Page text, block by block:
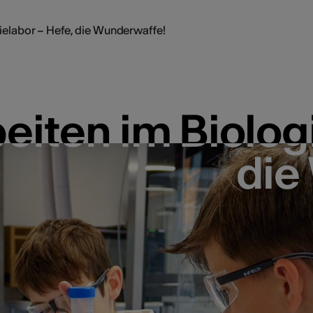
– Hefe, die Wunderwaffe!
im
die
im
die